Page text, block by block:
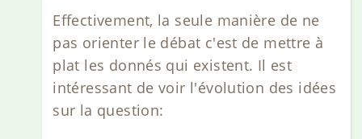
Effectivement, la seule manière de ne
pas orienter le débat c'est de mettre à
plat les donnés qui existent. Il est
intéressant de voir l'évolution des idées
sur la question: